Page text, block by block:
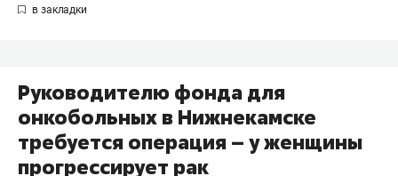
Руководителю фонда для
онкобольных в Нижнекамске
требуется операция – у женщины
прогрессирует рак